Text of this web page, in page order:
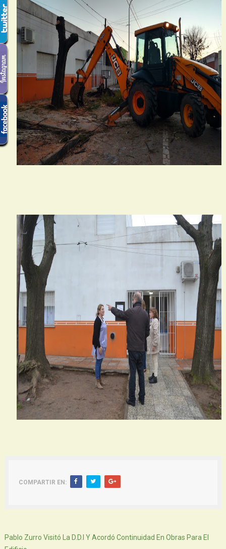
COMPARTIR EN:
Pablo Zurro Visitó La D.D.I Y Acordó Continuidad En Obras Para El